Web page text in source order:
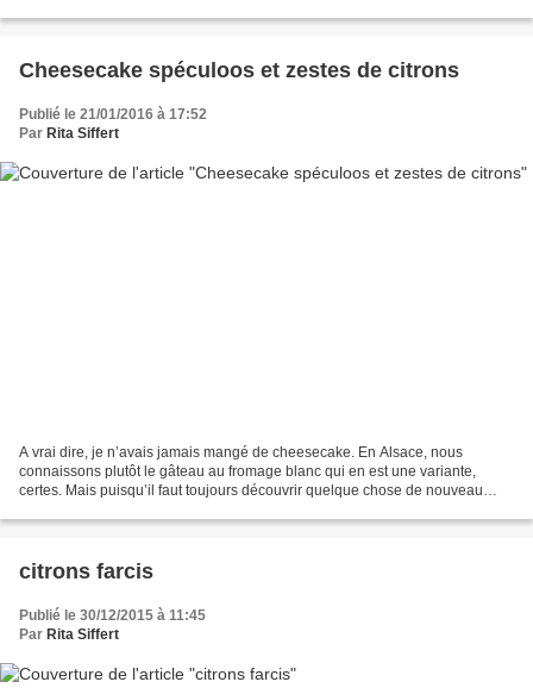
Cheesecake spéculoos et zestes de citrons
Publié le 21/01/2016 à 17:52
Par Rita Siffert
A vrai dire, je n’avais jamais mangé de cheesecake. En Alsace, nous
connaissons plutôt le gâteau au fromage blanc qui en est une variante,
certes. Mais puisqu’il faut toujours découvrir quelque chose de nouveau
citrons farcis
Publié le 30/12/2015 à 11:45
Par Rita Siffert